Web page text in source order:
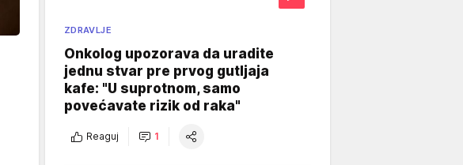
ZDRAVLJE
Onkolog upozorava da uradite
jednu stvar pre prvog gutljaja
kafe: "U suprotnom, samo
povećavate rizik od raka"
Reaguj 1